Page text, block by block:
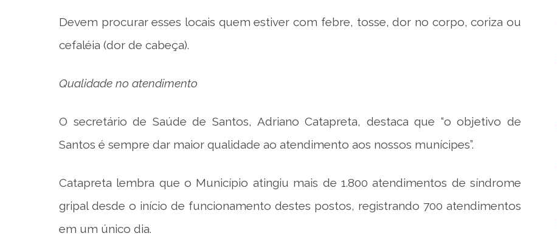
Devem procurar esses locais quem estiver com febre, tosse, dor no corpo, coriza ou
cefaléia (dor de cabeça).
Qualidade no atendimento
O secretário de Saúde de Santos, Adriano Catapreta, destaca que “o objetivo de
Santos é sempre dar maior qualidade ao atendimento aos nossos munícipes”.
Catapreta lembra que o Município atingiu mais de 1.800 atendimentos de síndrome
gripal desde o início de funcionamento destes postos, registrando 700 atendimentos
em um único dia.